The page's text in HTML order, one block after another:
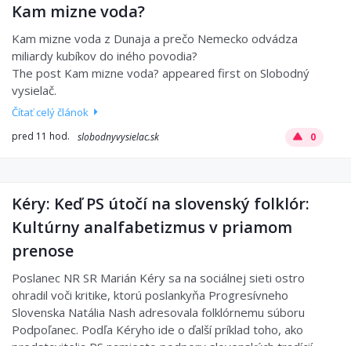
Kam mizne voda?
Kam mizne voda z Dunaja a prečo Nemecko odvádza
miliardy kubíkov do iného povodia?
The post Kam mizne voda? appeared first on Slobodný
vysielač.
Čítať celý článok
pred 11 hod. slobodnyvysielac.sk 0
Kéry: Keď PS útočí na slovenský folklór:
Kultúrny analfabetizmus v priamom
prenose
Poslanec NR SR Marián Kéry sa na sociálnej sieti ostro
ohradil voči kritike, ktorú poslankyňa Progresívneho
Slovenska Natália Nash adresovala folklórnemu súboru
Podpoľanec. Podľa Kéryho ide o ďalší príklad toho, ako